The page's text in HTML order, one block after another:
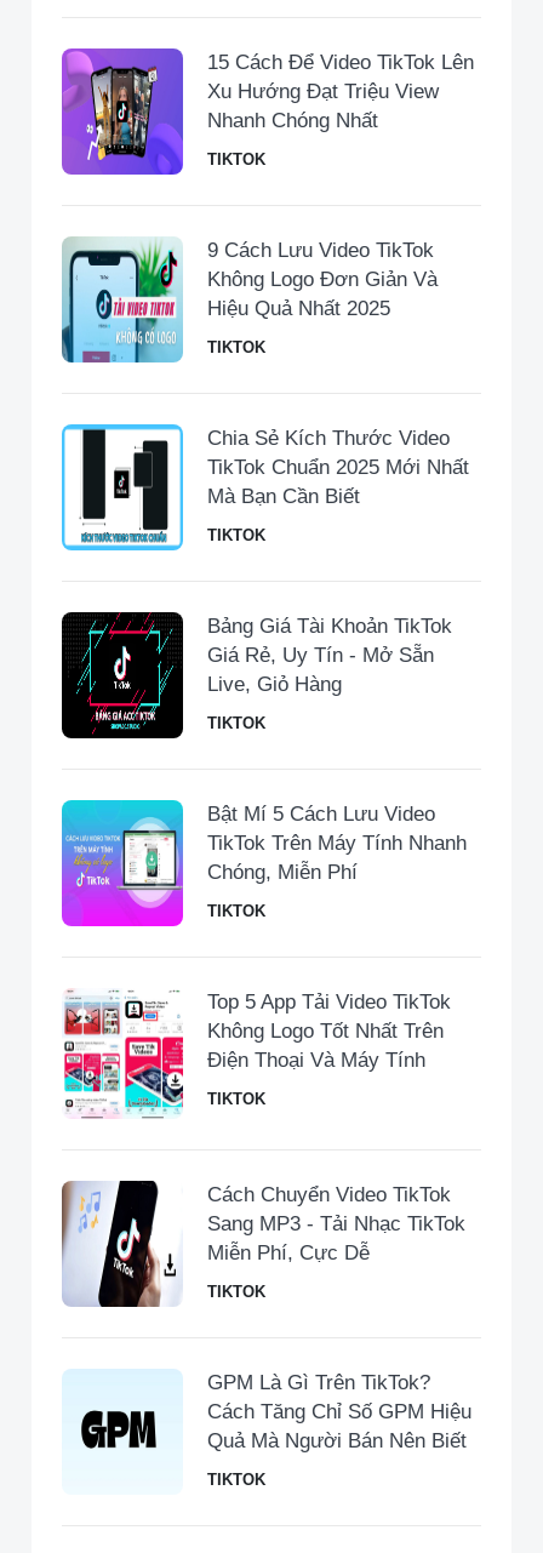
15 Cách Để Video TikTok Lên
Xu Hướng Đạt Triệu View
Nhanh Chóng Nhất
TIKTOK
9 Cách Lưu Video TikTok
Không Logo Đơn Giản Và
Hiệu Quả Nhất 2025
TIKTOK
Chia Sẻ Kích Thước Video
TikTok Chuẩn 2025 Mới Nhất
Mà Bạn Cần Biết
TIKTOK
Bảng Giá Tài Khoản TikTok
Giá Rẻ, Uy Tín - Mở Sẵn
Live, Giỏ Hàng
TIKTOK
Bật Mí 5 Cách Lưu Video
TikTok Trên Máy Tính Nhanh
Chóng, Miễn Phí
TIKTOK
Top 5 App Tải Video TikTok
Không Logo Tốt Nhất Trên
Điện Thoại Và Máy Tính
TIKTOK
Cách Chuyển Video TikTok
Sang MP3 - Tải Nhạc TikTok
Miễn Phí, Cực Dễ
TIKTOK
GPM Là Gì Trên TikTok?
Cách Tăng Chỉ Số GPM Hiệu
Quả Mà Người Bán Nên Biết
TIKTOK